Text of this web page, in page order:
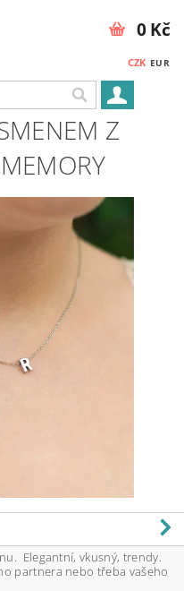
CZK EUR
0 Kč
Z
Elegantní, vkusný, trendy.
partnera nebo třeba vašeho